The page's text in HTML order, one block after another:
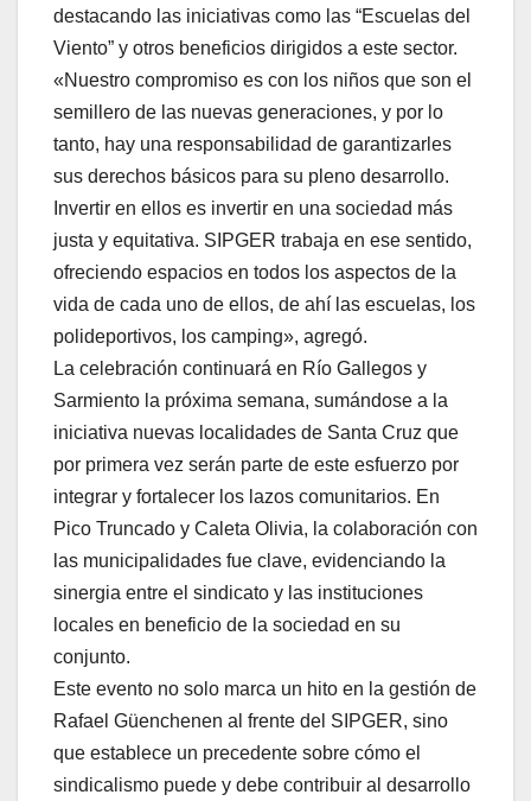
destacando las iniciativas como las “Escuelas del
Viento” y otros beneficios dirigidos a este sector.
«Nuestro compromiso es con los niños que son el
semillero de las nuevas generaciones, y por lo
tanto, hay una responsabilidad de garantizarles
sus derechos básicos para su pleno desarrollo.
Invertir en ellos es invertir en una sociedad más
justa y equitativa. SIPGER trabaja en ese sentido,
ofreciendo espacios en todos los aspectos de la
vida de cada uno de ellos, de ahí las escuelas, los
polideportivos, los camping», agregó.
La celebración continuará en Río Gallegos y
Sarmiento la próxima semana, sumándose a la
iniciativa nuevas localidades de Santa Cruz que
por primera vez serán parte de este esfuerzo por
integrar y fortalecer los lazos comunitarios. En
Pico Truncado y Caleta Olivia, la colaboración con
las municipalidades fue clave, evidenciando la
sinergia entre el sindicato y las instituciones
locales en beneficio de la sociedad en su
conjunto.
Este evento no solo marca un hito en la gestión de
Rafael Güenchenen al frente del SIPGER, sino
que establece un precedente sobre cómo el
sindicalismo puede y debe contribuir al desarrollo